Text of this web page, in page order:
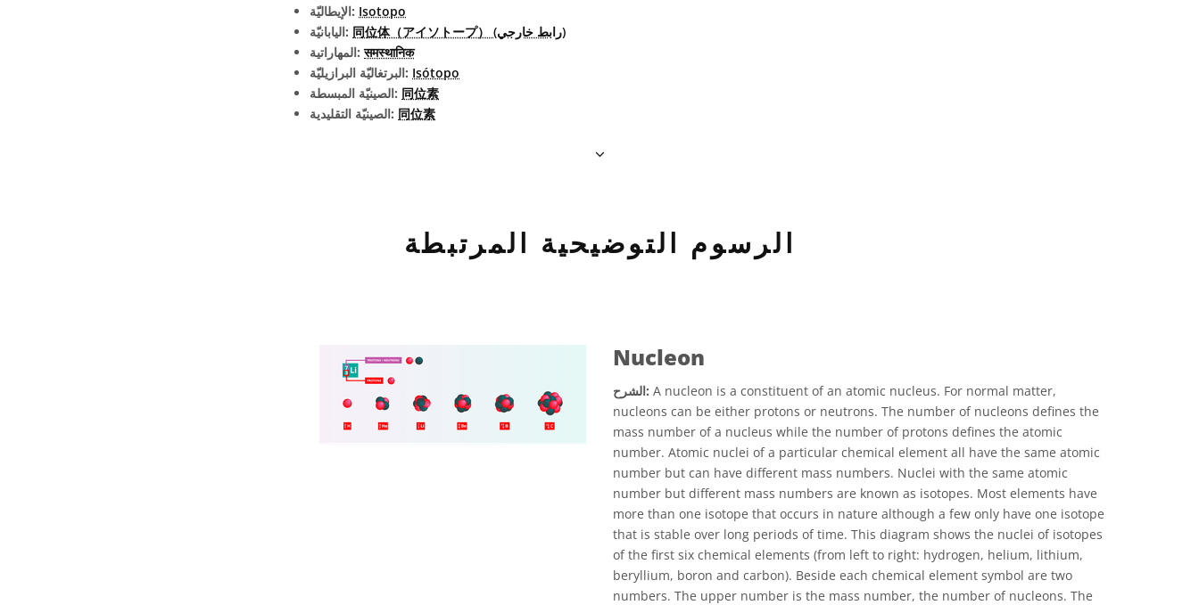
الإيطاليّة: Isotopo
اليابانيّة:
同位体（アイソトープ） (رابط خارجي)
المهاراتية:समस्थानिक
البرتغاليّة البرازيليّة: Isótopo
الصينيّة المبسطة: 同位素
الصينيّة التقليدية: 同位素
الرسوم التوضيحية المرتبطة
Nucleon
الشرح: A nucleon is a constituent of an atomic nucleus. For normal matter,
nucleons can be either protons or neutrons. The number of nucleons defines the
mass number of a nucleus while the number of protons defines the atomic
number. Atomic nuclei of a particular chemical element all have the same atomic
number but can have different mass numbers. Nuclei with the same atomic
number but different mass numbers are known as isotopes. Most elements have
more than one isotope that occurs in nature although a few only have one isotope
that is stable over long periods of time. This diagram shows the nuclei of isotopes
of the first six chemical elements (from left to right: hydrogen, helium, lithium,
beryllium, boron and carbon). Beside each chemical element symbol are two
numbers. The upper number is the mass number, the number of nucleons. The